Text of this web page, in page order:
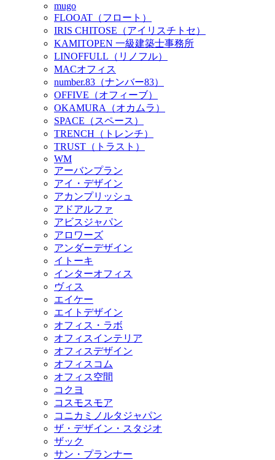
mugo
FLOOAT（フロート）
IRIS CHITOSE（アイリスチトセ）
KAMITOPEN 一級建築士事務所
LINOFFULL（リノフル）
MACオフィス
number.83（ナンバー83）
OFFIVE（オフィーブ）
OKAMURA（オカムラ）
SPACE（スペース）
TRENCH（トレンチ）
TRUST（トラスト）
WM
アーバンプラン
アイ・デザイン
アカンプリッシュ
アドアルファ
アビスジャパン
アロワーズ
アンダーデザイン
イトーキ
インターオフィス
ヴィス
エイケー
エイトデザイン
オフィス・ラボ
オフィスインテリア
オフィスデザイン
オフィスコム
オフィス空間
コクヨ
コスモスモア
コニカミノルタジャパン
ザ・デザイン・スタジオ
ザック
サン・プランナー